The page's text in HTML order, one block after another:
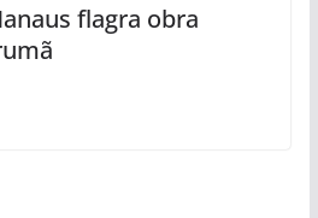
flagra obra